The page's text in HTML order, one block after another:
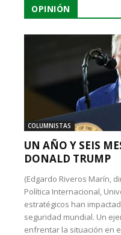
OPINIÓN
COLUMNISTAS
UN AÑO Y SEIS
DONALD TRUMP
(Edgardo Riveros Marín,
Política Internacional,
estratégicos han
seguridad mundial. Un
enfrentar la situación en